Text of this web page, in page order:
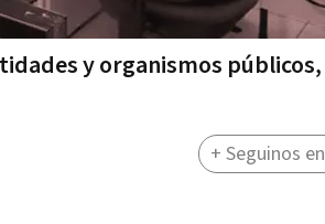
y organismos públicos,
+ Seguinos en